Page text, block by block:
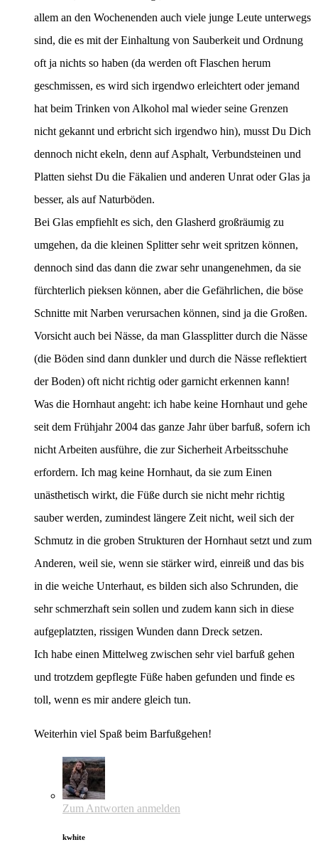
allem an den Wochenenden auch viele junge Leute unterwegs
sind, die es mit der Einhaltung von Sauberkeit und Ordnung
oft ja nichts so haben (da werden oft Flaschen herum
geschmissen, es wird sich irgendwo erleichtert oder jemand
hat beim Trinken von Alkohol mal wieder seine Grenzen
nicht gekannt und erbricht sich irgendwo hin), musst Du Dich
dennoch nicht ekeln, denn auf Asphalt, Verbundsteinen und
Platten siehst Du die Fäkalien und anderen Unrat oder Glas ja
besser, als auf Naturböden.
Bei Glas empfiehlt es sich, den Glasherd großräumig zu
umgehen, da die kleinen Splitter sehr weit spritzen können,
dennoch sind das dann die zwar sehr unangenehmen, da sie
fürchterlich pieksen können, aber die Gefährlichen, die böse
Schnitte mit Narben verursachen können, sind ja die Großen.
Vorsicht auch bei Nässe, da man Glassplitter durch die Nässe
(die Böden sind dann dunkler und durch die Nässe reflektiert
der Boden) oft nicht richtig oder garnicht erkennen kann!
Was die Hornhaut angeht: ich habe keine Hornhaut und gehe
seit dem Frühjahr 2004 das ganze Jahr über barfuß, sofern ich
nicht Arbeiten ausführe, die zur Sicherheit Arbeitsschuhe
erfordern. Ich mag keine Hornhaut, da sie zum Einen
unästhetisch wirkt, die Füße durch sie nicht mehr richtig
sauber werden, zumindest längere Zeit nicht, weil sich der
Schmutz in die groben Strukturen der Hornhaut setzt und zum
Anderen, weil sie, wenn sie stärker wird, einreiß und das bis
in die weiche Unterhaut, es bilden sich also Schrunden, die
sehr schmerzhaft sein sollen und zudem kann sich in diese
aufgeplatzten, rissigen Wunden dann Dreck setzen.
Ich habe einen Mittelweg zwischen sehr viel barfuß gehen
und trotzdem gepflegte Füße haben gefunden und finde es
toll, wenn es mir andere gleich tun.
Weiterhin viel Spaß beim Barfußgehen!
Zum Antworten anmelden
kwhite